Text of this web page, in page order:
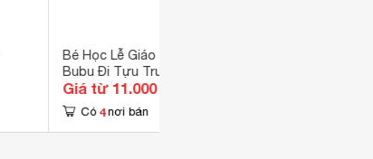
Bé Học Lễ Giáo - Tập 34 -
Bubu Đi Tựu Trường
Giá từ 11.000 đ
Có 4 nơi bán